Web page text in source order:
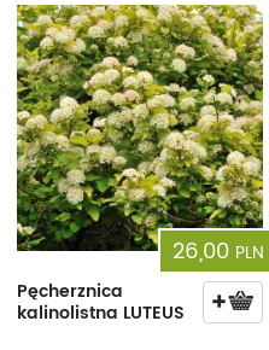
26,00 PLN
Pęcherznica
kalinolistna LUTEUS